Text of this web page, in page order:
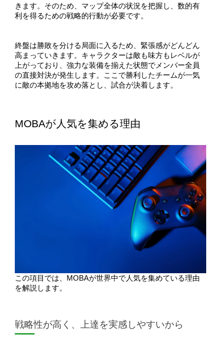
きます。そのため、マップ全体の状況を把握し、数的有
利を得るための戦略的行動が必要です。
終盤は勝敗を分ける局面に入るため、緊張感がどんどん
高まっていきます。キャラクターは敵も味方もレベルが
上がっており、強力な装備を揃えた状態でメンバー全員
の直接対決が発生します。ここで勝利したチームが一気
に敵の本拠地を攻め落とし、試合が決着します。
MOBAが人気を集める理由
この項目では、MOBAが世界中で人気を集めている理由
を解説します。
戦略性が高く、上達を実感しやすいから